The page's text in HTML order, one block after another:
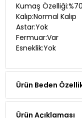
Kumaş
Kalıp:Normal Kalıp
Astar:Yok
Fermuar:Var
Esneklik:Yok
Ürün Beden
Ürün Açıklaması